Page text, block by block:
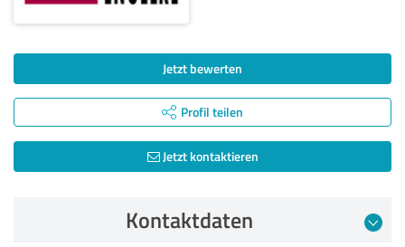
Jetzt bewerten
Profil teilen
Jetzt kontaktieren
Kontaktdaten